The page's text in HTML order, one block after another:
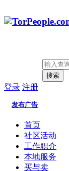
搜索
登录 注册
发布广告
首页
社区活动
工作职介
本地服务
买与卖